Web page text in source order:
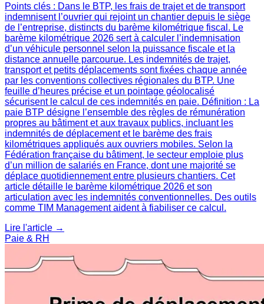
Points clés : Dans le BTP, les frais de trajet et de transport
indemnisent l’ouvrier qui rejoint un chantier depuis le siège
de l’entreprise, distincts du barème kilométrique fiscal. Le
barème kilométrique 2026 sert à calculer l’indemnisation
d’un véhicule personnel selon la puissance fiscale et la
distance annuelle parcourue. Les indemnités de trajet,
transport et petits déplacements sont fixées chaque année
par les conventions collectives régionales du BTP. Une
feuille d’heures précise et un pointage géolocalisé
sécurisent le calcul de ces indemnités en paie. Définition : La
paie BTP désigne l’ensemble des règles de rémunération
propres au bâtiment et aux travaux publics, incluant les
indemnités de déplacement et le barème des frais
kilométriques appliqués aux ouvriers mobiles. Selon la
Fédération française du bâtiment, le secteur emploie plus
d’un million de salariés en France, dont une majorité se
déplace quotidiennement entre plusieurs chantiers. Cet
article détaille le barème kilométrique 2026 et son
articulation avec les indemnités conventionnelles. Des outils
comme TIM Management aident à fiabiliser ce calcul.
Lire l'article →
Paie & RH